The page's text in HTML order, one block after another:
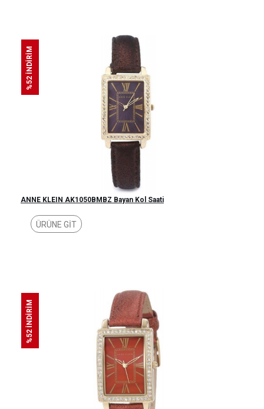
%52 İNDİRİM
ANNE KLEIN AK1050BMBZ Bayan Kol Saati
ÜRÜNE GİT
%52 İNDİRİM